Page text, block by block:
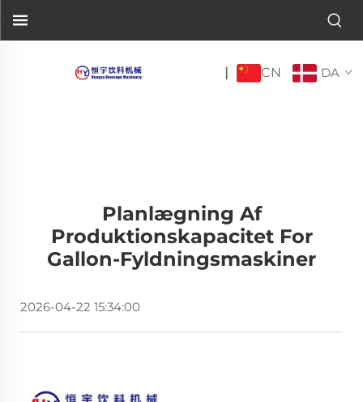
| CN DA
Planlægning Af
Produktionskapacitet For
Gallon-Fyldningsmaskiner
2026-04-22 15:34:00